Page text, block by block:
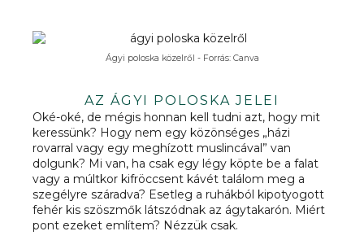
Ágyi poloska közelről - Forrás: Canva
AZ ÁGYI POLOSKA JELEI
Oké-oké, de mégis honnan kell tudni azt, hogy mit
keressünk? Hogy nem egy közönséges „házi
rovarral vagy egy meghízott muslincával” van
dolgunk? Mi van, ha csak egy légy köpte be a falat
vagy a múltkor kifröccsent kávét találom meg a
szegélyre száradva? Esetleg a ruhákból kipotyogott
fehér kis szöszmők látszódnak az ágytakarón. Miért
pont ezeket említem? Nézzük csak.